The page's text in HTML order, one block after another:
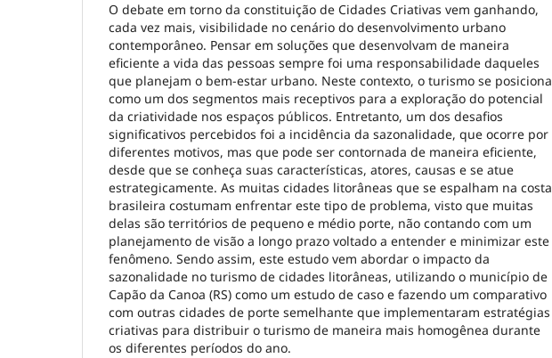
O debate em torno da constituição de Cidades Criativas vem ganhando,
cada vez mais, visibilidade no cenário do desenvolvimento urbano
contemporâneo. Pensar em soluções que desenvolvam de maneira
eficiente a vida das pessoas sempre foi uma responsabilidade daqueles
que planejam o bem-estar urbano. Neste contexto, o turismo se posiciona
como um dos segmentos mais receptivos para a exploração do potencial
da criatividade nos espaços públicos. Entretanto, um dos desafios
significativos percebidos foi a incidência da sazonalidade, que ocorre por
diferentes motivos, mas que pode ser contornada de maneira eficiente,
desde que se conheça suas características, atores, causas e se atue
estrategicamente. As muitas cidades litorâneas que se espalham na costa
brasileira costumam enfrentar este tipo de problema, visto que muitas
delas são territórios de pequeno e médio porte, não contando com um
planejamento de visão a longo prazo voltado a entender e minimizar este
fenômeno. Sendo assim, este estudo vem abordar o impacto da
sazonalidade no turismo de cidades litorâneas, utilizando o município de
Capão da Canoa (RS) como um estudo de caso e fazendo um comparativo
com outras cidades de porte semelhante que implementaram estratégias
criativas para distribuir o turismo de maneira mais homogênea durante
os diferentes períodos do ano.